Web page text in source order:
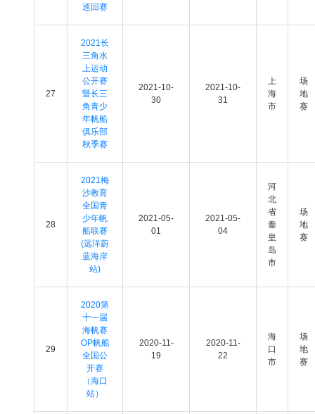
巡回赛
27
2021长
三角水
上运动
公开赛
暨长三
角青少
年帆船
俱乐部
秋季赛
2021-10-
30
2021-10-
31
上
海
市
场
地
赛
28
2021梅
沙教育
全国青
少年帆
船联赛
(远洋蔚
蓝海岸
站)
2021-05-
01
2021-05-
04
河
北
省
秦
皇
岛
市
场
地
赛
29
2020第
十一届
海帆赛
OP帆船
全国公
开赛
（海口
站）
2020-11-
19
2020-11-
22
海
口
市
场
地
赛